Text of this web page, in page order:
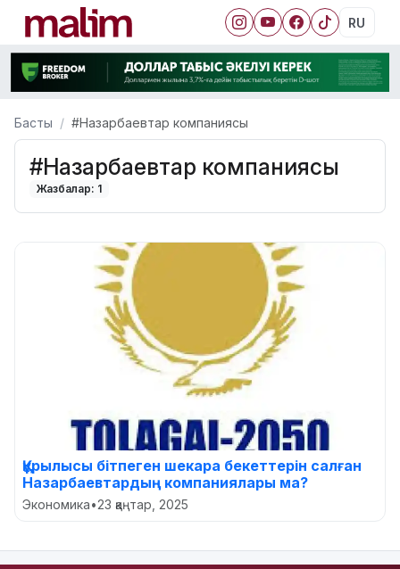
RU
Басты #Назарбаевтар компаниясы
#Назарбаевтар компаниясы
Жазбалар: 1
Құрылысы бітпеген шекара бекеттерін салған
Назарбаевтардың компаниялары ма?
Экономика•23 қаңтар, 2025